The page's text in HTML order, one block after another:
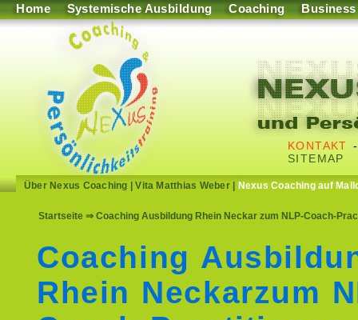
Home Systemische Ausbildung Coaching Business
KONTAKT
SITEMAP
Über Nexus Coaching |Vita Matthias Weber| Nexus Coaching auf
Startseite ⇒ Coaching Ausbildung Rhein Neckar zum NLP-Coach-
Coaching
Rhein Neckarzum